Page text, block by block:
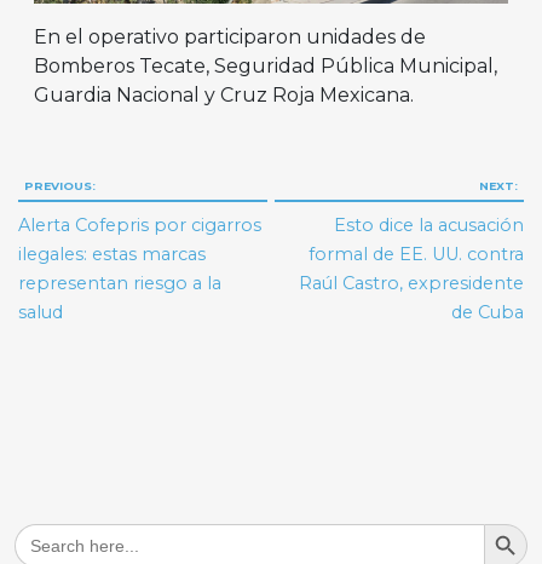
En el operativo participaron unidades de
Bomberos Tecate, Seguridad Pública Municipal,
Guardia Nacional y Cruz Roja Mexicana.
Navegación
de
entradas
PREVIOUS:
Alerta Cofepris por cigarros
ilegales: estas marcas
representan riesgo a la
salud
NEXT:
Esto dice la acusación
formal de EE. UU. contra
Raúl Castro, expresidente
de Cuba
Search
for:
Search